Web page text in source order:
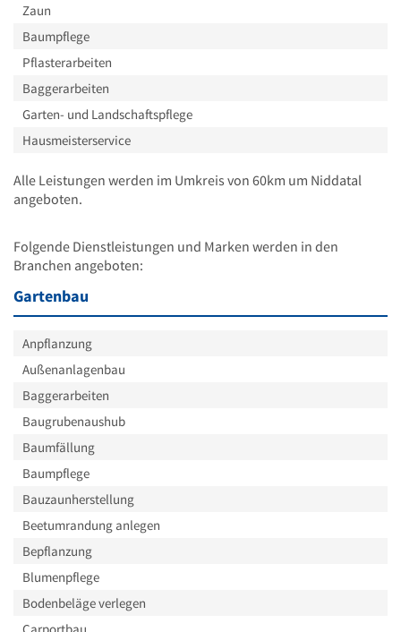
Zaun
Baumpflege
Pflasterarbeiten
Baggerarbeiten
Garten- und Landschaftspflege
Hausmeisterservice
Alle Leistungen werden im Umkreis von 60km um Niddatal
angeboten.
Folgende Dienstleistungen und Marken werden in den
Branchen angeboten:
Gartenbau
Anpflanzung
Außenanlagenbau
Baggerarbeiten
Baugrubenaushub
Baumfällung
Baumpflege
Bauzaunherstellung
Beetumrandung anlegen
Bepflanzung
Blumenpflege
Bodenbeläge verlegen
Carportbau